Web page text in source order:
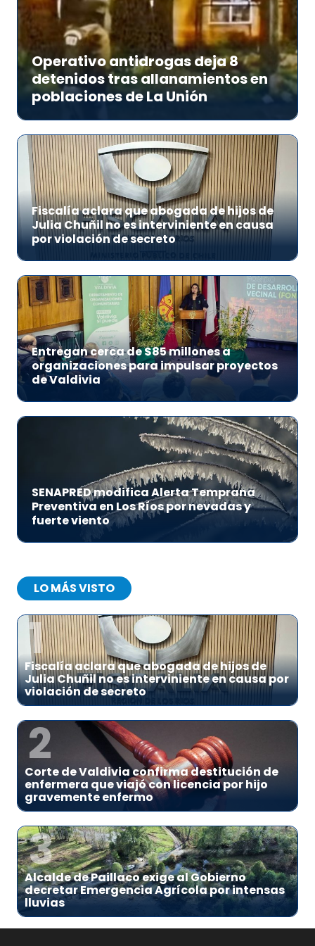
Operativo antidrogas deja 8
detenidos tras allanamientos en
poblaciones de La Unión
Fiscalía aclara que abogada de hijos de
Julia Chuñil no es interviniente en causa
por violación de secreto
Entregan cerca de $85 millones a
organizaciones para impulsar proyectos
de Valdivia
SENAPRED modifica Alerta Temprana
Preventiva en Los Ríos por nevadas y
fuerte viento
LO MÁS VISTO
1
Fiscalía aclara que abogada de hijos de
Julia Chuñil no es interviniente en causa por
violación de secreto
2
Corte de Valdivia confirma destitución de
enfermera que viajó con licencia por hijo
gravemente enfermo
3
Alcalde de Paillaco exige al Gobierno
decretar Emergencia Agrícola por intensas
lluvias